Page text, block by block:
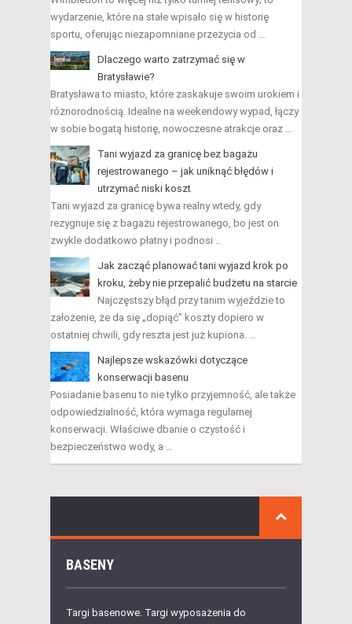
wydarzenie, które na stałe wpisało się w historię
sportu, oferując niezapomniane przeżycia od …
Dlaczego warto zatrzymać się w
Bratysławie?
Bratysława to miasto, które zaskakuje swoim urokiem i
różnorodnością. Idealne na weekendowy wypad, łączy
w sobie bogatą historię, nowoczesne atrakcje oraz …
Tani wyjazd za granicę bez bagażu
rejestrowanego – jak uniknąć błędów i
utrzymać niski koszt
Tani wyjazd za granicę bywa realny wtedy, gdy
rezygnuje się z bagażu rejestrowanego, bo jest on
zwykle dodatkowo płatny i podnosi …
Jak zacząć planować tani wyjazd krok po
kroku, żeby nie przepalić budżetu na starcie
Najczęstszy błąd przy tanim wyjeździe to
założenie, że da się „dopiąć” koszty dopiero w
ostatniej chwili, gdy reszta jest już kupiona. …
Najlepsze wskazówki dotyczące
konserwacji basenu
Posiadanie basenu to nie tylko przyjemność, ale także
odpowiedzialność, która wymaga regularnej
konserwacji. Właściwe dbanie o czystość i
bezpieczeństwo wody, a …
BASENY
Targi basenowe. Targi wyposażenia do